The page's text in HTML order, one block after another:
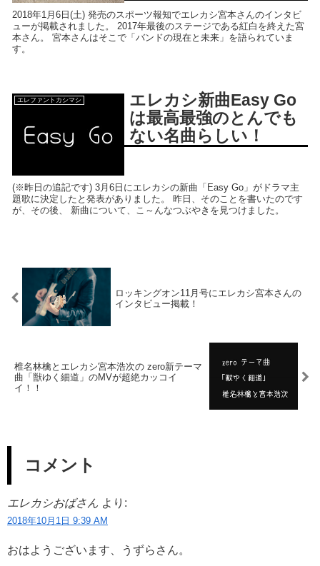
2018年1月6日(土) 発売のスポーツ報知でエレカシ宮本さんのインタビ
ューが掲載されました。 2017年最後のステージである紅白を終えた宮
本さん。 宮本さんはそこで「バンドの現在と未来」を語られていま
す。
エレファントカシマシ
エレカシ新曲Easy Go
は最高最強のとんでも
ない名曲らしい！
(※昨日の追記です) 3月6日にエレカシの新曲「Easy Go」がドラマ主
題歌に決定したと発表がありました。 昨日、そのことを書いたのです
が、その後、 新曲について、こ～んなつぶやきを見つけました。
ロッキングオン11月号にエレカシ宮本さんの
インタビュー掲載！
椎名林檎とエレカシ宮本浩次の zero新テーマ
曲「獣ゆく細道」のMVが超絶カッコイ
イ！！
コメント
エレカシおばさん より:
2018年10月1日 9:39 AM
おはようございます、うずらさん。